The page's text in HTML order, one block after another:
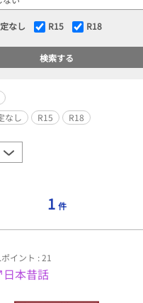
なし R15 R18
なし R15 R18
1 件
イント : 21
本昔話